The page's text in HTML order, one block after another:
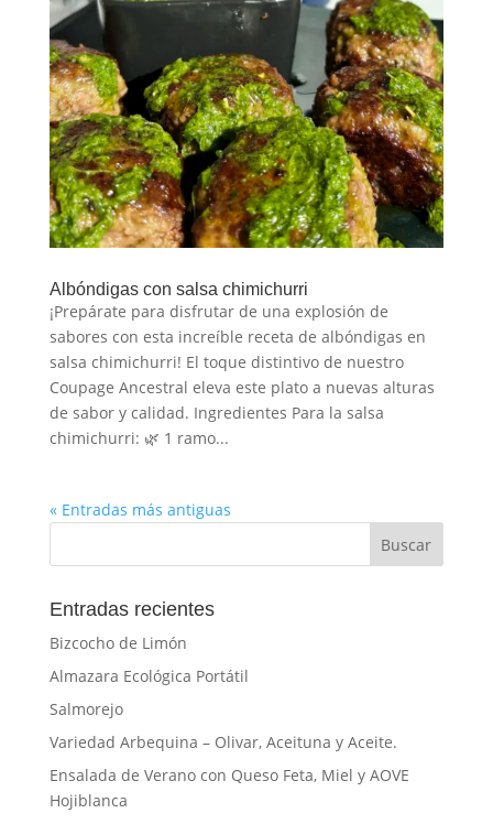
Albóndigas con salsa chimichurri
¡Prepárate para disfrutar de una explosión de
sabores con esta increíble receta de albóndigas en
salsa chimichurri! El toque distintivo de nuestro
Coupage Ancestral eleva este plato a nuevas alturas
de sabor y calidad. Ingredientes Para la salsa
chimichurri: 🌿 1 ramo...
« Entradas más antiguas
Entradas recientes
Bizcocho de Limón
Almazara Ecológica Portátil
Salmorejo
Variedad Arbequina – Olivar, Aceituna y Aceite.
Ensalada de Verano con Queso Feta, Miel y AOVE
Hojiblanca